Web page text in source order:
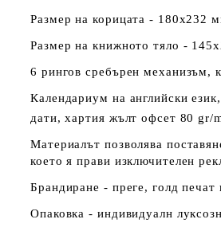
Размер на корицата - 180х232
Размер на книжното тяло -
6 рингов сребърен механизъм,
Календариум на английски
дати, хартия жълт офсет 80 gr/
Материалът позволява
което я прави изключителен
Брандиране - преге, голд печат
Опаковка - индивидуалн